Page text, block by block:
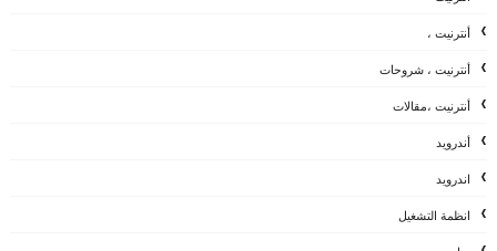
أنترنيت ،
أنترنيت ، شروحات
أنترنيت ،مقالات
أندرويد
اندرويد
انظمة التشغيل